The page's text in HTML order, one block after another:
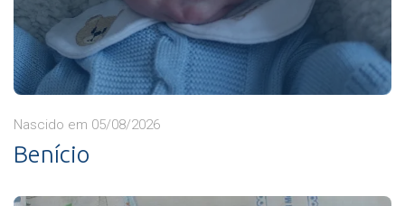
Nascido em 05/08/2026
Benício